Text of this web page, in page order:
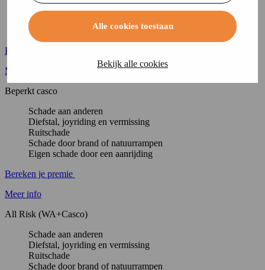
Alle cookies toestaan
Bekijk alle cookies
Ruitschade
Schade door brand of natuurrampen
Eigen schade door een aanrijding
Bereken je premie
Meer info
Beperkt casco
Schade aan anderen
Diefstal, joyriding en vermissing
Ruitschade
Schade door brand of natuurrampen
Eigen schade door een aanrijding
Bereken je premie
Meer info
All Risk (WA+Casco)
Schade aan anderen
Diefstal, joyriding en vermissing
Ruitschade
Schade door brand of natuurrampen